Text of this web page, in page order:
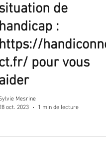
de
handicap :
https://handiconne
pour vous
Mesrine
oct. 2023
1 min de lecture